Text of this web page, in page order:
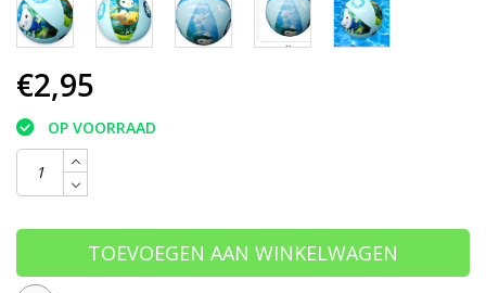
€2,95
OP VOORRAAD
TOEVOEGEN AAN WINKELWAGEN